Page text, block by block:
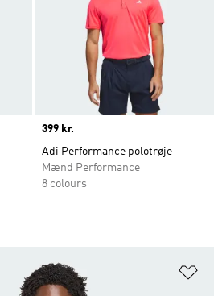
Price
399 kr.
Adi Performance polotrøje
Mænd Performance
8 colours